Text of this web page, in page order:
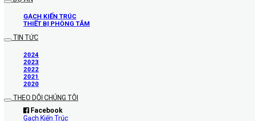
GẠCH KIẾN TRÚC
THIẾT BỊ PHÒNG TẮM
TIN TỨC
2024
2023
2022
2021
2020
THEO DÕI CHÚNG TÔI
Facebook
Gạch Kiến Trúc